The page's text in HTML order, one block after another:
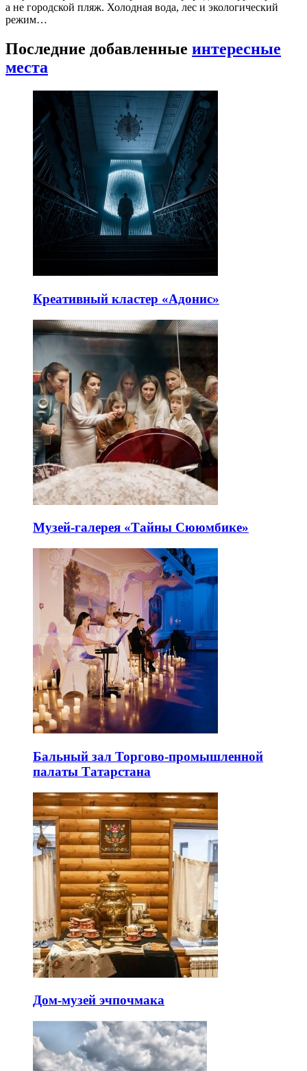
а не городской пляж. Холодная вода, лес и экологический
режим…
Последние добавленные интересные
места
Креативный кластер «Адонис»
Музей-галерея «Тайны Сююмбике»
Бальный зал Торгово-промышленной
палаты Татарстана
Дом-музей эчпочмака